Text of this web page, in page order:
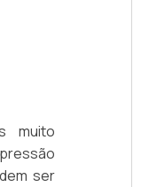
muito
ser